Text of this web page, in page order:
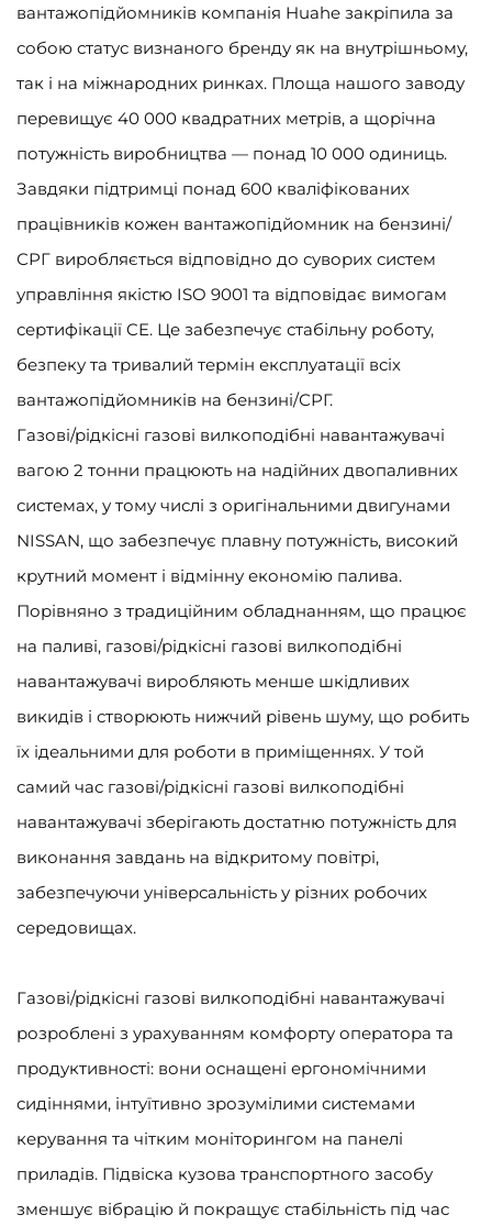
вантажопідйомників компанія Huahe закріпила за
собою статус визнаного бренду як на внутрішньому,
так і на міжнародних ринках. Площа нашого заводу
перевищує 40 000 квадратних метрів, а щорічна
потужність виробництва — понад 10 000 одиниць.
Завдяки підтримці понад 600 кваліфікованих
працівників кожен вантажопідйомник на бензині/
СРГ виробляється відповідно до суворих систем
управління якістю ISO 9001 та відповідає вимогам
сертифікації CE. Це забезпечує стабільну роботу,
безпеку та тривалий термін експлуатації всіх
вантажопідйомників на бензині/СРГ.
Газові/рідкісні газові вилкоподібні навантажувачі
вагою 2 тонни працюють на надійних двопаливних
системах, у тому числі з оригінальними двигунами
NISSAN, що забезпечує плавну потужність, високий
крутний момент і відмінну економію палива.
Порівняно з традиційним обладнанням, що працює
на паливі, газові/рідкісні газові вилкоподібні
навантажувачі виробляють менше шкідливих
викидів і створюють нижчий рівень шуму, що робить
їх ідеальними для роботи в приміщеннях. У той
самий час газові/рідкісні газові вилкоподібні
навантажувачі зберігають достатню потужність для
виконання завдань на відкритому повітрі,
забезпечуючи універсальність у різних робочих
середовищах.
Газові/рідкісні газові вилкоподібні навантажувачі
розроблені з урахуванням комфорту оператора та
продуктивності: вони оснащені ергономічними
сидіннями, інтуїтивно зрозумілими системами
керування та чітким моніторингом на панелі
приладів. Підвіска кузова транспортного засобу
зменшує вібрацію й покращує стабільність під час